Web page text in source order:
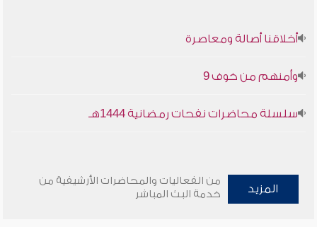
أخلاقنا أصالة ومعاصرة
وأمنهم من خوف 9
سلسلة محاضرات نفحات رمضانية 1444هـ
المزيد
من الفعاليات والمحاضرات الأرشيفية من
خدمة البث المباشر